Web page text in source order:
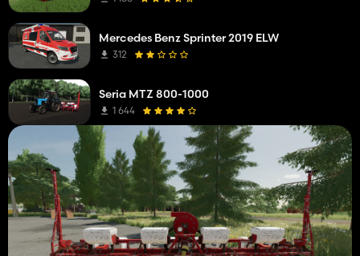
Mercedes Benz Sprinter 2019 ELW
312
Seria MTZ 800-1000
1 644